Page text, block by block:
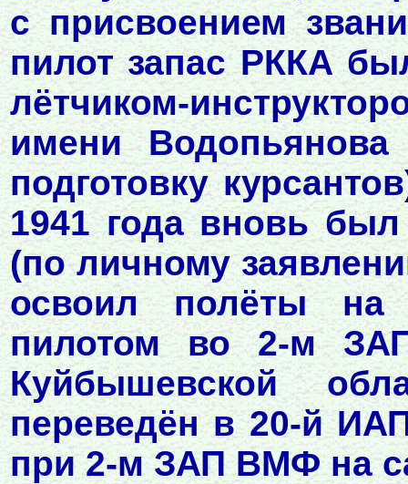
с присвоением
пилот запас РККА
лётчиком-
имени
подготовку
1941 года вновь
(по личному
освоил полёты на
пилотом во 2-м
Куйбышевской
переведён в 20-й
при 2-м ЗАП ВМФ на